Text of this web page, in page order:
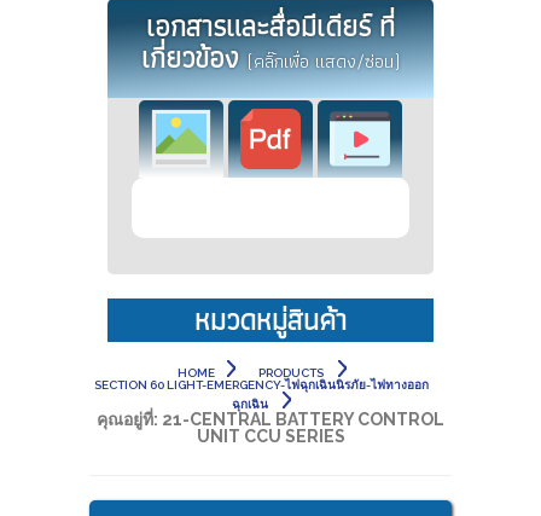
เอกสารและสื่อมีเดียร์ ที่
เกี่ยวข้อง(คลิ๊กเพื่อ แสดง/ซ่อน)
หมวดหมู่สินค้า
HOME
PRODUCTS
SECTION 60 LIGHT-EMERGENCY-ไฟฉุกเฉินนิรภัย-ไฟทางออก
ฉุกเฉิน
คุณอยู่ที่: 21-CENTRAL BATTERY CONTROL
UNIT CCU SERIES